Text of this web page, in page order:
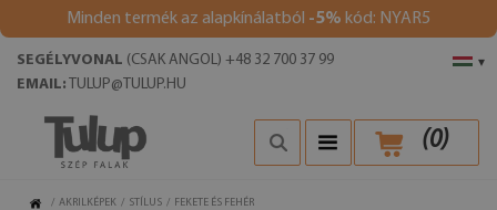
Minden termék az alapkínálatból -5% kód: NYAR5
▾
SEGÉLYVONAL (CSAK ANGOL) +48 32 700 37 99
EMAIL: TULUP@TULUP.HU
(0)
/ AKRILKÉPEK / STÍLUS / FEKETE ÉS FEHÉR